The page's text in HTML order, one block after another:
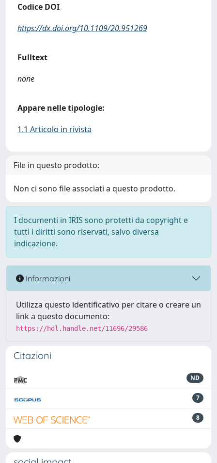
Codice DOI
https://dx.doi.org/10.1109/20.951269
Fulltext
none
Appare nelle tipologie:
1.1 Articolo in rivista
File in questo prodotto:
Non ci sono file associati a questo prodotto.
I documenti in IRIS sono protetti da copyright e
tutti i diritti sono riservati, salvo diversa
indicazione.
Informazioni
Utilizza questo identificativo per citare o creare un
link a questo documento:
https://hdl.handle.net/11696/29586
Citazioni
ND
7
8